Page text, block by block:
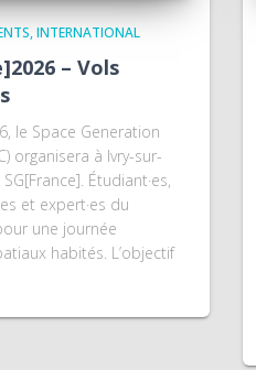
INTERNATIONAL
– Vols
le Space Generation
organisera à Ivry-sur-
Étudiant·es,
et expert·es du
une journée
habités. L’objectif